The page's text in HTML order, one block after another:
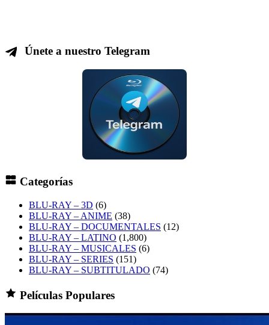
Únete a nuestro Telegram
Categorías
BLU-RAY – 3D (6)
BLU-RAY – ANIME (38)
BLU-RAY – DOCUMENTALES (12)
BLU-RAY – LATINO (1,800)
BLU-RAY – MUSICALES (6)
BLU-RAY – SERIES (151)
BLU-RAY – SUBTITULADO (74)
Películas Populares